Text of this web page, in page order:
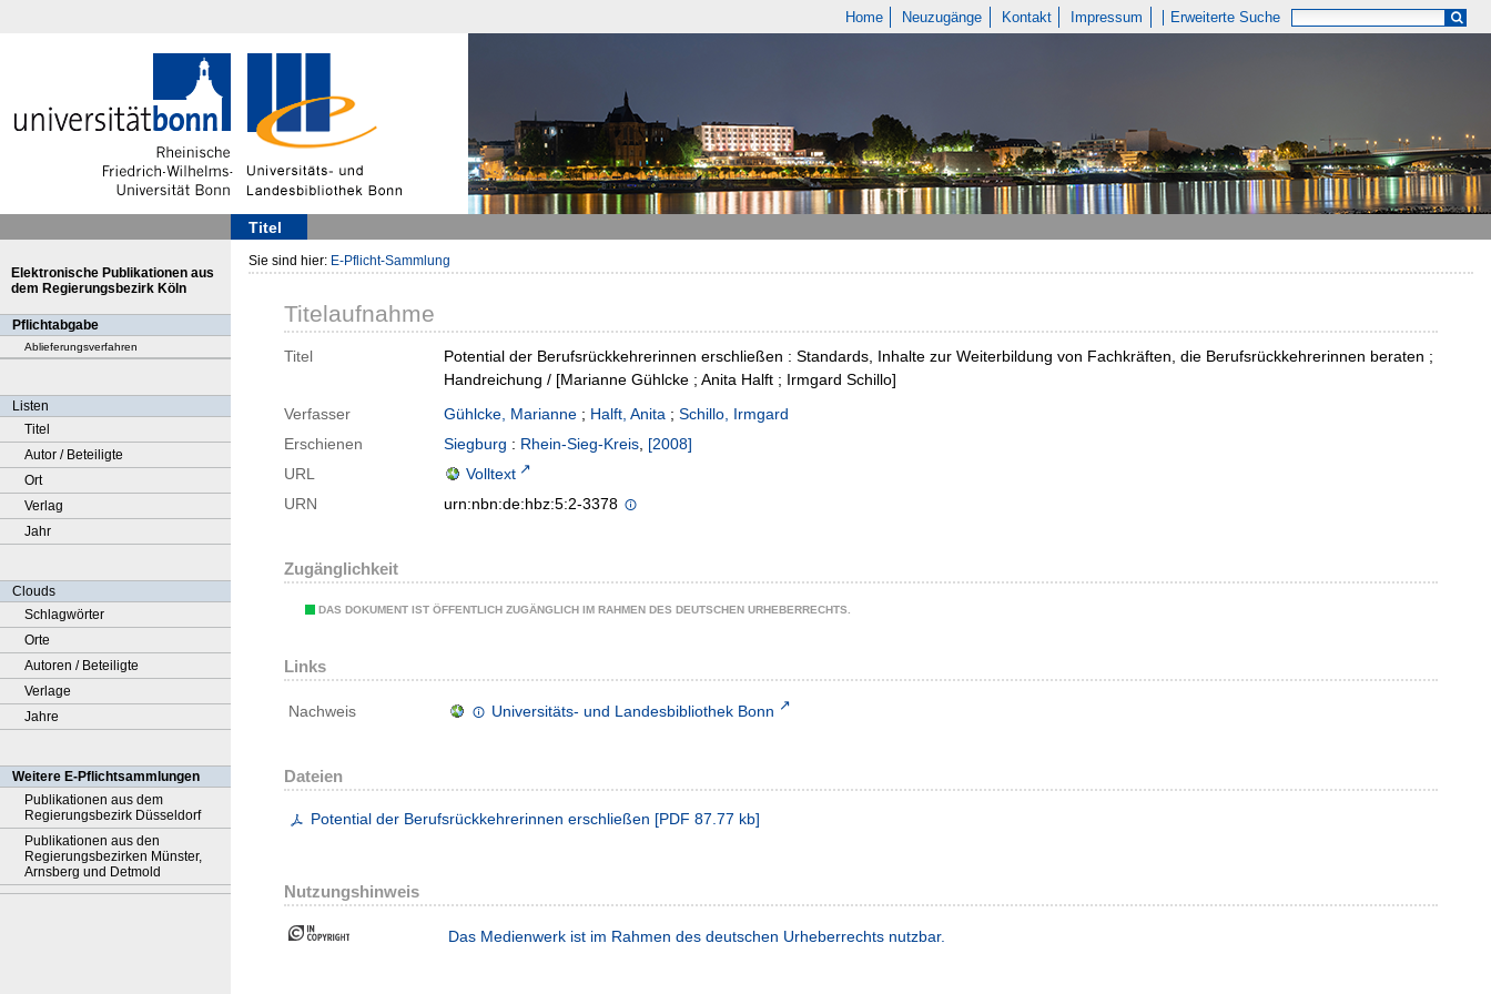
Home Neuzugänge Kontakt Impressum Erweiterte Suche
Titel
Elektronische Publikationen aus
dem Regierungsbezirk Köln
Pflichtabgabe
Ablieferungsverfahren
Listen
Titel
Autor / Beteiligte
Ort
Verlag
Jahr
Clouds
Schlagwörter
Orte
Autoren / Beteiligte
Verlage
Jahre
Weitere E-Pflichtsammlungen
Publikationen aus dem
Regierungsbezirk Düsseldorf
Publikationen aus den
Regierungsbezirken Münster,
Arnsberg und Detmold
Sie sind hier: E-Pflicht-Sammlung
Titelaufnahme
Titel
Potential der Berufsrückkehrerinnen erschließen : Standards, Inhalte zur Weiterbildung von Fachkräften, die Berufsrückkehrerinnen beraten ;
Handreichung / [Marianne Gühlcke ; Anita Halft ; Irmgard Schillo]
Verfasser
Gühlcke, Marianne ; Halft, Anita ; Schillo, Irmgard
Erschienen
Siegburg : Rhein-Sieg-Kreis, [2008]
URL
Volltext
URN
urn:nbn:de:hbz:5:2-3378
Zugänglichkeit
DAS DOKUMENT IST ÖFFENTLICH ZUGÄNGLICH IM RAHMEN DES DEUTSCHEN URHEBERRECHTS.
Links
Nachweis Universitäts- und Landesbibliothek Bonn
Dateien
Potential der Berufsrückkehrerinnen erschließen [PDF 87.77 kb]
Nutzungshinweis
Das Medienwerk ist im Rahmen des deutschen Urheberrechts nutzbar.